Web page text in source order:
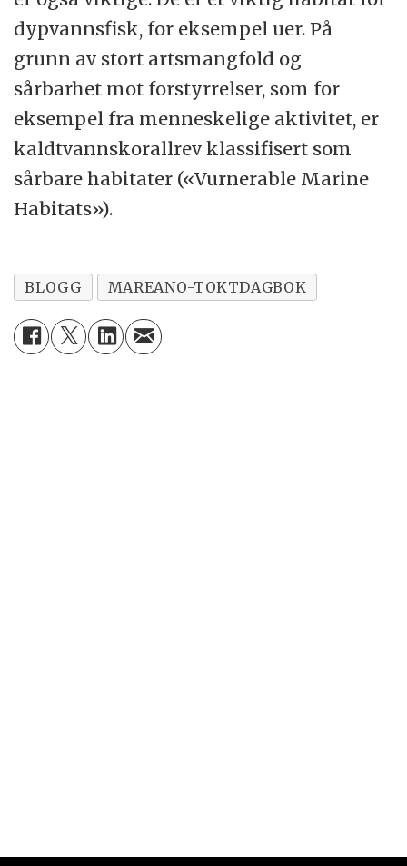
dypvannsfisk, for eksempel uer. På
grunn av stort artsmangfold og
sårbarhet mot forstyrrelser, som for
eksempel fra menneskelige aktivitet, er
kaldtvannskorallrev klassifisert som
sårbare habitater («Vurnerable Marine
Habitats»).
BLOGG MAREANO-TOKTDAGBOK